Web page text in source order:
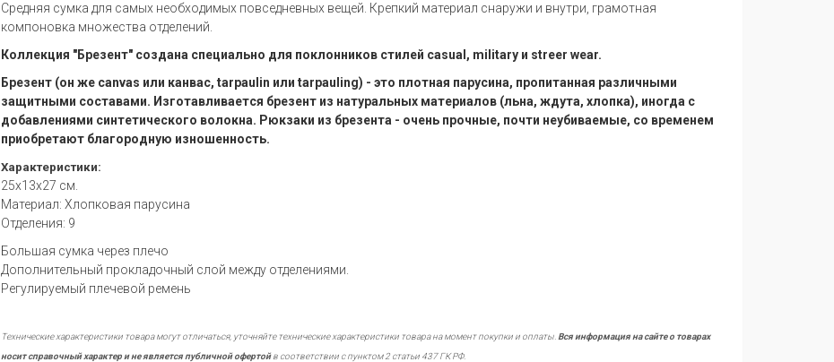
Средняя сумка для самых необходимых повседневных вещей. Крепкий материал снаружи и внутри, грамотная
компоновка множества отделений.
Коллекция "Брезент" создана специально для поклонников стилей casual, military и streer wear.
Брезент (он же canvas или канвас, tarpaulin или tarpauling) - это плотная парусина, пропитанная различными
защитными составами. Изготавливается брезент из натуральных материалов (льна, ждута, хлопка), иногда с
добавлениями синтетического волокна. Рюкзаки из брезента - очень прочные, почти неубиваемые, со временем
приобретают благородную изношенность.
Характеристики:
25x13x27 см.
Материал: Хлопковая парусина
Отделения: 9
Большая сумка через плечо
Дополнительный прокладочный слой между отделениями.
Регулируемый плечевой ремень
Технические характеристики товара могут отличаться, уточняйте технические характеристики товара на момент покупки и оплаты. Вся информация на сайте о товарах
носит справочный характер и не является публичной офертойв соответствии с пунктом 2 статьи 437 ГК РФ.